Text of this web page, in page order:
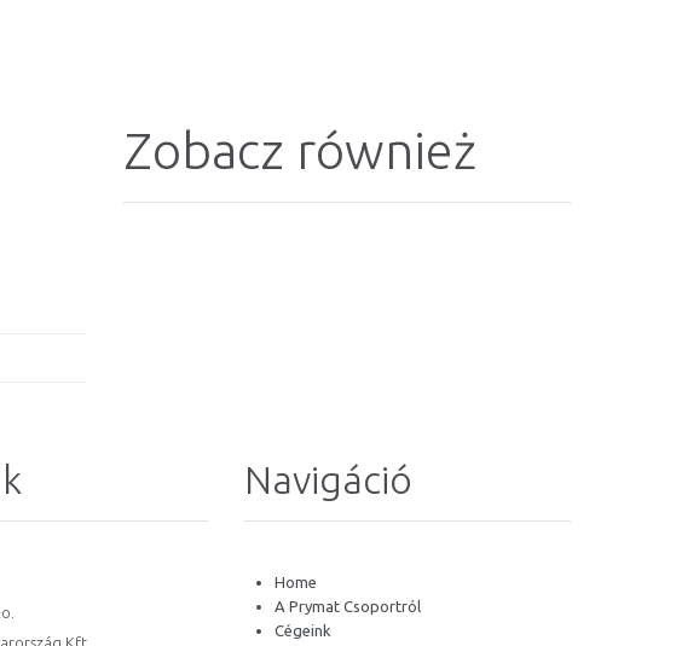
Zobacz również
Kft.
Navigáció
Home
A Prymat Csoportról
Cégeink